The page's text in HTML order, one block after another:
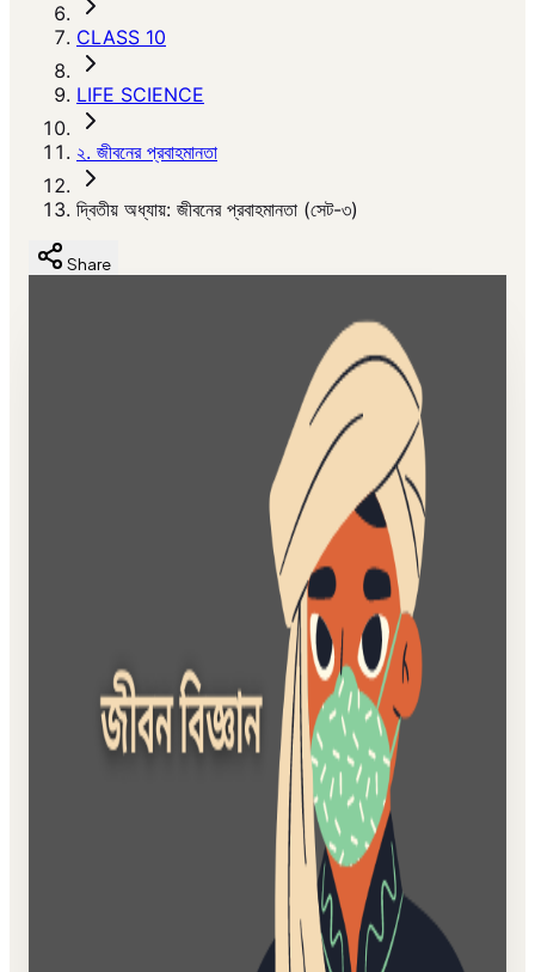
CLASS 10
LIFE SCIENCE
২. জীবনের প্রবাহমানতা
দ্বিতীয় অধ্যায়: জীবনের প্রবাহমানতা (সেট-৩)
Share